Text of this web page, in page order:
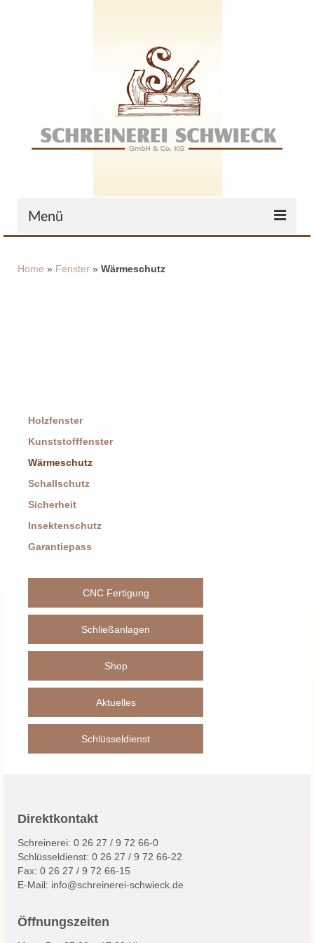
Menü
Möbel
Innentüren
Haustüren
Kunststofffenster
Sicherheit
Schallschutz
Insektenschutz
Service
Sicherheit
Decke / Wand / Boden
Home » Fenster » Wärmeschutz
Holzfenster
Kunststofffenster
Wärmeschutz
Schallschutz
Sicherheit
Insektenschutz
Garantiepass
CNC Fertigung
Schließanlagen
Shop
Aktuelles
Schlüsseldienst
Direktkontakt
Schreinerei: 0 26 27 / 9 72 66-0
Schlüsseldienst: 0 26 27 / 9 72 66-22
Fax: 0 26 27 / 9 72 66-15
E-Mail: info@schreinerei-schwieck.de
Öffnungszeiten